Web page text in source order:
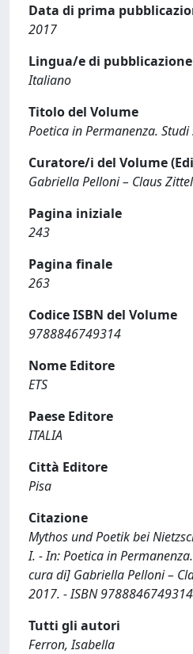
Data di prima
2017
Lingua/e di pubblicazione
Italiano
Titolo del Volume
Poetica in Permanenza. Studi
Curatore/i del Volume
Gabriella Pelloni – Claus Zittel
Pagina iniziale
243
Pagina finale
263
Codice ISBN del Volume
9788846749314
Nome Editore
ETS
Paese Editore
ITALIA
Città Editore
Pisa
Citazione
Mythos und Poetik bei
I. - In: Poetica in
cura di] Gabriella Pelloni –
2017. - ISBN
Tutti gli autori
Ferron, Isabella